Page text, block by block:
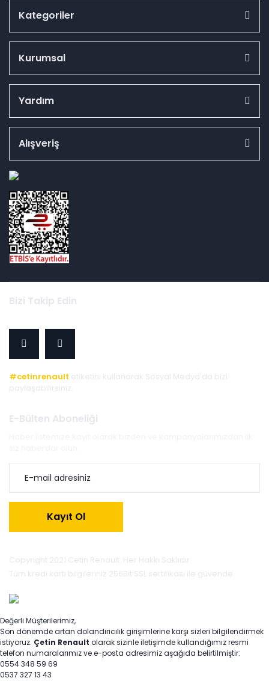
Kategoriler
Kurumsal
Yardım
Alışveriş
Bizi Takip Edin
#cetinrenault etiketini kullanarak Sosyal Medya'da bizi
paylaşabilirsiniz.
E-Bülten Aboneliği
Kayıt Ol
Copyright 2021 Cetin Renault. Her Hakkı Saklıdır.
Tüm kredi kartı bilgileriniz 256Bit SSL sertifikası ile güvende.
Değerli Müşterilerimiz,
Son dönemde artan dolandırıcılık girişimlerine karşı sizleri bilgilendirmek
istiyoruz. Çetin Renault olarak sizinle iletişimde kullandığımız resmi
telefon numaralarımız ve e-posta adresimiz aşağıda belirtilmiştir:
0554 348 59 69
0537 327 13 43